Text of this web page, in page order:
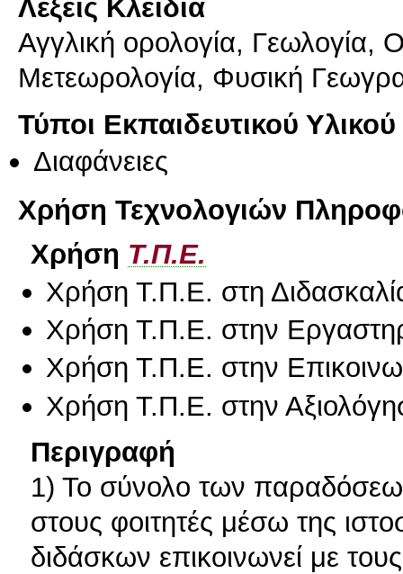
Λέξεις Κλειδιά
Αγγλική ορολογία, Γεωλογία,
Μετεωρολογία, Φυσική
Τύποι Εκπαιδευτικού Υλικού
Διαφάνειες
Χρήση Τεχνολογιών
Χρήση Τ.Π.Ε.
Χρήση Τ.Π.Ε. στη
Χρήση Τ.Π.Ε. στην
Χρήση Τ.Π.Ε. στην
Χρήση Τ.Π.Ε. στην
Περιγραφή
1) Το σύνολο των
στους φοιτητές μέσω της
διδάσκων επικοινωνεί με